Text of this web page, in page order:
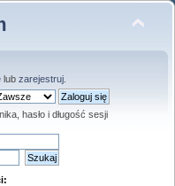
lub zarejestruj.
hasło i długość sesji